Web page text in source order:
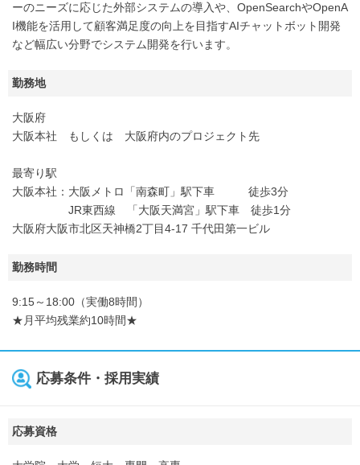
ーのニーズに応じた外部システムの導入や、OpenSearchやOpenA
I機能を活用して顧客満足度の向上を目指すAIチャットボット開発
など幅広い分野でシステム開発を行います。
勤務地
大阪府
大阪本社 もしくは 大阪府内のプロジェクト先
最寄り駅
大阪本社：大阪メトロ「南森町」駅下車 徒歩3分
JR東西線 「大阪天満宮」駅下車 徒歩1分
大阪府大阪市北区天神橋2丁目4-17 千代田第一ビル
勤務時間
9:15～18:00（実働8時間）
★月平均残業約10時間★
応募条件・採用実績
応募資格